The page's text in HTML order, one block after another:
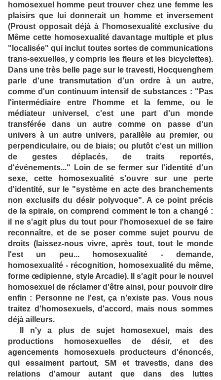
homosexuel homme peut trouver chez une femme les
plaisirs que lui donnerait un homme et inversement
(Proust opposait déjà à l'homosexualité exclusive du
Même cette homosexualité davantage multiple et plus
"localisée" qui inclut toutes sortes de communications
trans-sexuelles, y compris les fleurs et les bicyclettes).
Dans une très belle page sur le travesti, Hocquenghem
parle d'une transmutation d'un ordre à un autre,
comme d'un continuum intensif de substances : "Pas
l'intermédiaire entre l'homme et la femme, ou le
médiateur universel, c'est une part d'un monde
transférée dans un autre comme on passe d'un
univers à un autre univers, parallèle au premier, ou
perpendiculaire, ou de biais; ou plutôt c'est un million
de gestes déplacés, de traits reportés,
d'événements..." Loin de se fermer sur l'identité d'un
sexe, cette homosexualité s'ouvre sur une perte
d'identité, sur le "système en acte des branchements
non exclusifs du désir polyvoque". A ce point précis
de la spirale, on comprend comment le ton a changé :
il ne s'agit plus du tout pour l'homosexuel de se faire
reconnaître, et de se poser comme sujet pourvu de
droits (laissez-nous vivre, après tout, tout le monde
l'est un peu... homosexualité - demande,
homosexualité - récognition, homosexualité du même,
forme œdipienne, style Arcadie). Il s'agit pour le nouvel
homosexuel de réclamer d'être ainsi, pour pouvoir dire
enfin : Personne ne l'est, ça n'existe pas. Vous nous
traitez d'homosexuels, d'accord, mais nous sommes
déjà ailleurs.
Il n'y a plus de sujet homosexuel, mais des
productions homosexuelles de désir, et des
agencements homosexuels producteurs d'énoncés,
qui essaiment partout, SM et travestis, dans des
relations d'amour autant que dans des luttes